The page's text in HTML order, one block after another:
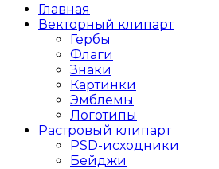
Главная
Векторный клипарт
Гербы
Флаги
Знаки
Картинки
Эмблемы
Логотипы
Растровый клипарт
PSD-исходники
Бейджи